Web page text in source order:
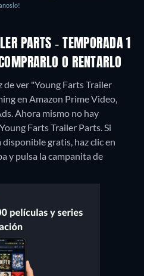
PARTS - TEMPORADA 1
O RENTARLO
de ver "Young Farts Trailer
en Amazon Prime Video,
Ahora mismo no hay
Farts Trailer Parts. Si
gratis, haz clic en
y pulsa la campanita de